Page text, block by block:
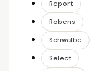
Report
Robens
Schwalbe
Select